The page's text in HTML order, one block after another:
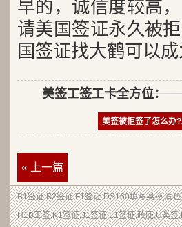
早的，诚信度较高
请美国签证永久被
国签证找大鹤可以
美签工签工卡全方位：
美签被拒签了怎么办
« 上一篇
B1签证.B2签证.F1签证.DS160填写奥秘,润
H1B工签,K1签证,J1签证,L1签证,政庇,U类签